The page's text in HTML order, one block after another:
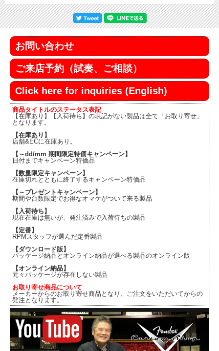
お問い合わせ
ご来店予約（試奏、ご相談）
Click here for inquiries (English)
商品タイトルのステータス表記
【在庫あり】【入荷待ち】の表記がない製品は全て「お取り寄せ」
となります。
【在庫あり】
店舗&ECに在庫あり。
【～dd/mm 期間限定特価キャンペーン】
日付までキャンペーン特価品
【数量限定キャンペーン】
在庫切れとともに終了するキャンペーン特価品
【～プレゼントキャンペーン】
期間や台数限定でお得なオマケがついて来る製品
【入荷待ち】
現在在庫は無いが、発注済みで入荷待ちの製品
【定番】
RPMスタッフが選んだ定番製品
【ダウンロード版】
パッケージ納品とオンライン納品が選べる製品のオンライン版
【オンライン納品】
元々パッケージが存在しない製品
お取り寄せ商品について
メーカーからのお取り寄せ商品となり、ご注文をいただいてからの
発注となります。